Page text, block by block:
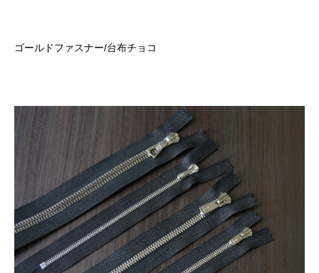
ゴールドファスナー/台布チョコ